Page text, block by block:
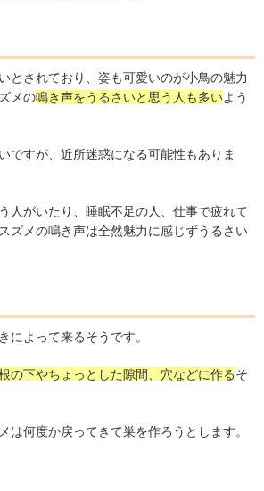
とされており、姿も可愛いのが小鳥の魅力
メの鳴き声をうるさいと思う人も多いよう
ですが、近所迷惑になる可能性もありま
人がいたり、睡眠不足の人、仕事で疲れて
ズメの鳴き声は全然魅力に感じずうるさい
によって来るそうです。
の下やちょっとした隙間、穴などに作るそ
は何度か戻ってきて巣を作ろうとします。